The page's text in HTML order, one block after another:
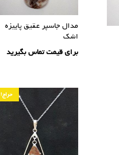
مدال جاسپر عقیق پاییزه
اشک
برای قیمت تماس بگیرید
حراج!